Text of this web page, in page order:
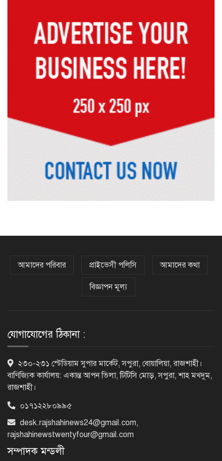
ট্রেজারি বিল-বন্ডে ব্যক্তি বিনিয়োগ কমেছে
ছাড়া জুলাই গণঅভ্যুত্থানের প্রত্যাশা পূরণ
হবে না
রাজশাহীতে কমিউনিটি পুলিশিং সভা,
থাকার আহ্বান
‘হাসিনা কার্ড’ খেললে সম্পর্ক বন্ধুত্বপূর্ণ
মোবাইলে জানবেন যেভাবে
১/১১ তে তারেক রহমানকে ‘আয়নাঘরে’
বন্দি রাখা হয়েছিল: চিফ প্রসিকিউটর
সমাবেশের উদ্বোধন করলেন প্রধানমন্ত্রী
আমাদের পরিবার প্রাইভেসী পলিসি আমাদের কথা
বিজ্ঞাপন মূল্য
যোগাযোগের ঠিকানা :
২৩০-২৩১ স্টেডিয়াম সুপার মার্কেট, সপুরা, বোয়ালিয়া, রাজশাহী।
বাণিজ্যিক কার্যালয়: একান্ত আপন ভিলা, টিটিসি মোড়, সপুরা, শাহ মখদুম,
রাজশাহী।
০১৭১২২৮০৯৯৫
desk.rajshahinews24@gmail.com,
rajshahinewstwentyfour@gmail.com
সম্পাদক মন্ডলী